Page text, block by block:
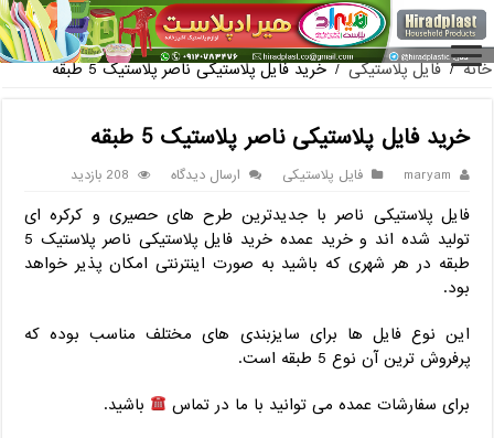
فروش گلدان پلاستیکی گلخانه به صورت آنلا
خانه / فایل پلاستیکی / خرید فایل پلاستیکی ناصر پلاستیک 5 طبقه
خرید فایل پلاستیکی ناصر پلاستیک 5 طبقه
maryam فایل پلاستیکی ارسال دیدگاه 208 بازدید
فایل پلاستیکی ناصر با جدیدترین طرح های حصیری و کرکره ای
تولید شده اند و خرید عمده خرید فایل پلاستیکی ناصر پلاستیک 5
طبقه در هر شهری که باشید به صورت اینترنتی امکان پذیر خواهد
بود.
این نوع فایل ها برای سایزبندی های مختلف مناسب بوده که
پرفروش ترین آن نوع 5 طبقه است.
برای سفارشات عمده می توانید با ما در تماس
باشید.